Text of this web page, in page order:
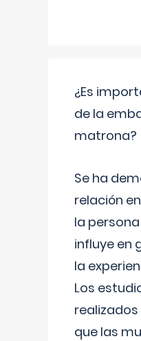
¿Es
de la
matrona?
Se ha
relación
la
influye en
la
Los
que las